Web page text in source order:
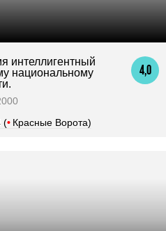
4,0
интеллигентный
национальному
(• Красные Ворота)